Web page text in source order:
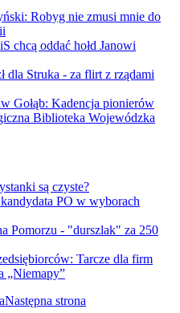
Robyg nie zmusi mnie do
chcą oddać hołd Janowi
dla Struka - za flirt z rządami
Gołąb: Kadencja pionierów
Biblioteka Wojewódzka
są czyste?
PO w wyborach
Pomorzu - "durszlak" za 250
Tarcze dla firm
„Niemapy”
Następna strona